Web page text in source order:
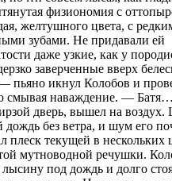
физиономия с
желтушного цвета, с
зубами. Не придавали ей
даже узкие, как у
заверченные вверх
икнул Колобов и
смывая наваждение. —
дверь, вышел на воздух.
дождь без ветра, и шум его
плеск текущей в нескольких
мутноводной речушки.
под дождь и долго